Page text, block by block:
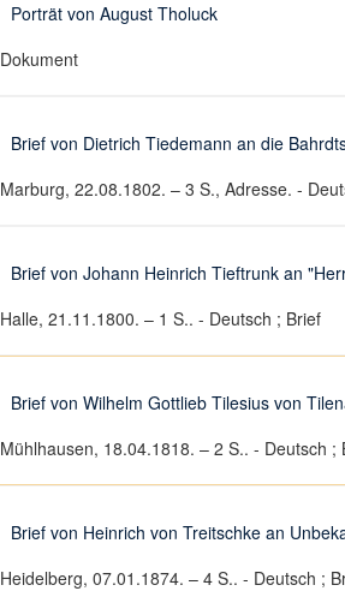
Porträt von August Tholuck
Dokument
Brief von Dietrich Tiedemann an die
Marburg, 22.08.1802. – 3 S., Adresse. -
Brief von Johann Heinrich Tieftrunk an
Halle, 21.11.1800. – 1 S.. - Deutsch ; Brief
Brief von Wilhelm Gottlieb Tilesius von
Mühlhausen, 18.04.1818. – 2 S.. - Deutsch ;
Brief von Heinrich von Treitschke an
Heidelberg, 07.01.1874. – 4 S.. - Deutsch ;